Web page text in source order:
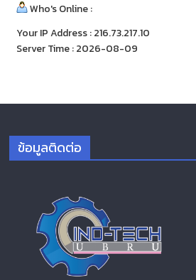
Who's Online :
Your IP Address : 216.73.217.10
Server Time : 2026-08-09
ข้อมูลติดต่อ